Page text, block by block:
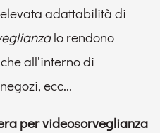
adattabilità di
lo rendono
all'interno di
ecc...
per videosorveglianza